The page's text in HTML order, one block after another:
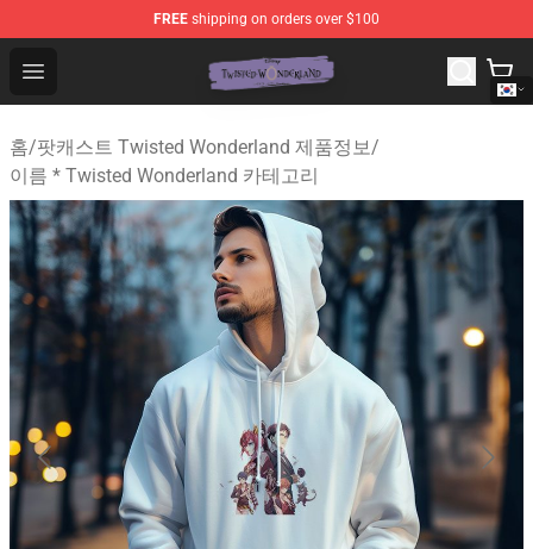
FREE shipping on orders over $100
Open menu
Twisted Wonderland Store - Official Twisted
홈/팟캐스트 Twisted Wonderland 제품정보/
이름 * Twisted Wonderland 카테고리